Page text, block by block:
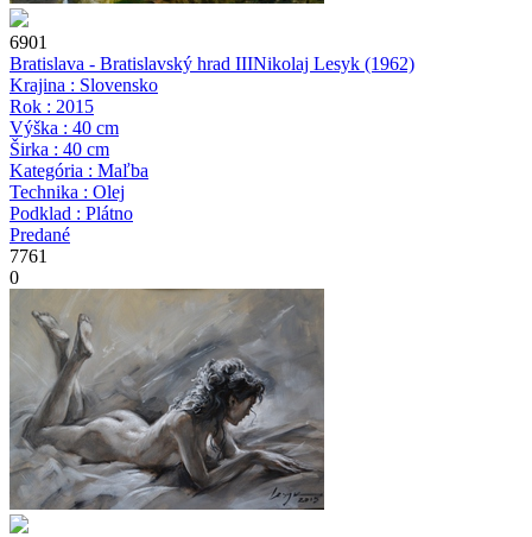
6901
Bratislava - Bratislavský hrad IIINikolaj Lesyk (1962)
Krajina : Slovensko
Rok : 2015
Výška : 40 cm
Širka : 40 cm
Kategória : Maľba
Technika : Olej
Podklad : Plátno
Predané
7761
0